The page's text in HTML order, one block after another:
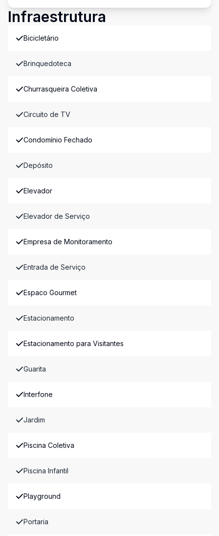
Infraestrutura
Bicicletário
Brinquedoteca
Churrasqueira Coletiva
Circuito de TV
Condomínio Fechado
Depósito
Elevador
Elevador de Serviço
Empresa de Monitoramento
Entrada de Serviço
Espaco Gourmet
Estacionamento
Estacionamento para Visitantes
Guarita
Interfone
Jardim
Piscina Coletiva
Piscina Infantil
Playground
Portaria